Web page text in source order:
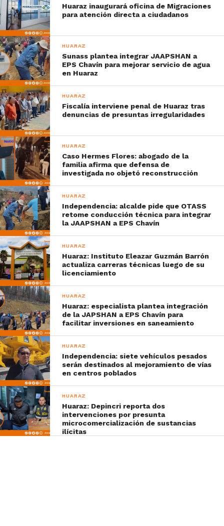
Huaraz inaugurará oficina de Migraciones
para atención directa a ciudadanos
HUARAZ
Sunass plantea integrar JAAPSHAN a
EPS Chavín para mejorar servicio de agua
en Huaraz
HUARAZ
Fiscalía interviene penal de Huaraz tras
denuncias de presuntas irregularidades
HUARAZ
Caso Hermes Flores: abogado de la
familia afirma que defensa de
investigada no objetó reconstrucción
HUARAZ
Independencia: alcalde pide que OTASS
retome conducción técnica para integrar
la JAAPSHAN a EPS Chavín
HUARAZ
Huaraz: Instituto Eleazar Guzmán Barrón
actualiza carreras técnicas luego de su
licenciamiento
HUARAZ
Huaraz: especialista plantea integración
de la JAPSHAN a EPS Chavín para
facilitar inversiones en saneamiento
HUARAZ
Independencia: siete vehículos pesados
serán destinados al mejoramiento de vías
en centros poblados
HUARAZ
Huaraz: Depincri reporta dos
intervenciones por presunta
microcomercialización de sustancias
ilícitas